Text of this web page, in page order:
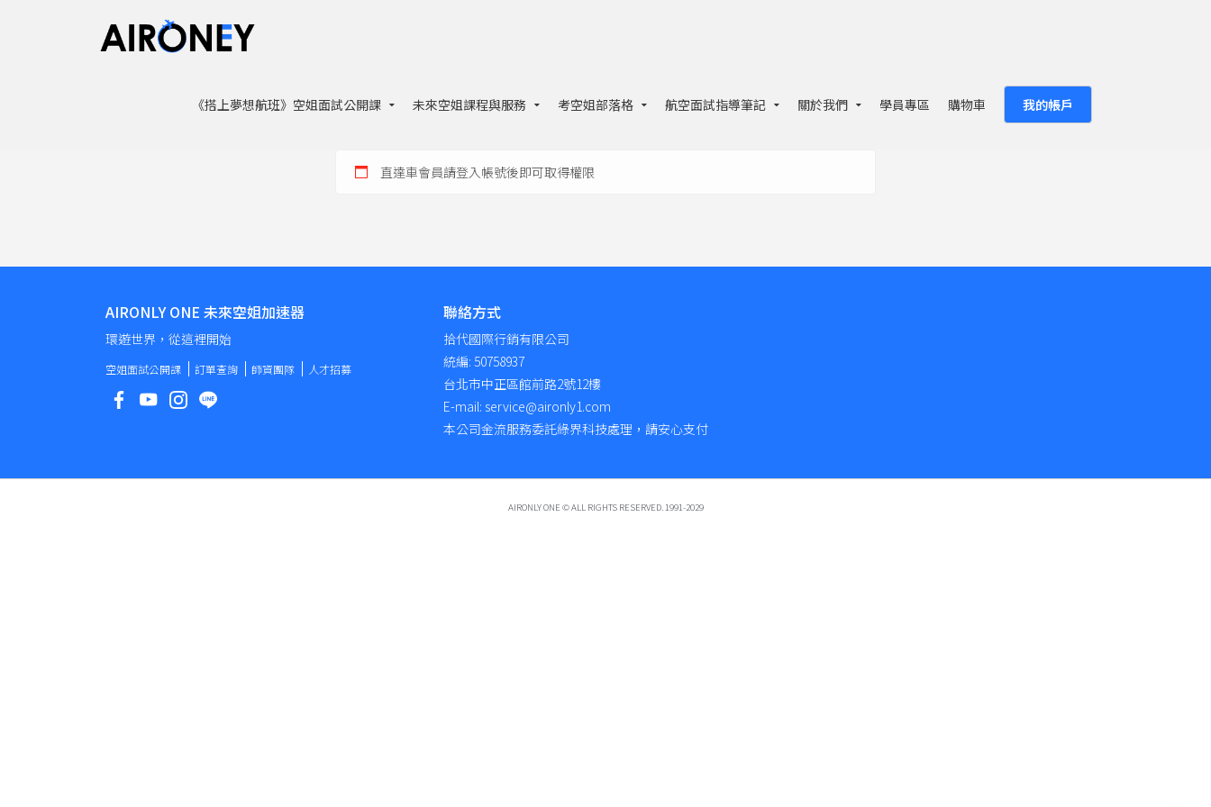
《搭上夢想航班》空姐面試公開課 未來空姐課程與服務 考空姐部落格 航空面試指導筆記 關於我們 學員專區 購物車 我的帳戶
直達車會員請登入帳號後即可取得權限
AIRONLY ONE 未來空姐加速器
環遊世界，從這裡開始
空姐面試公開課 訂單查詢 師資團隊 人才招募
聯絡方式
拾代國際行銷有限公司
統編: 50758937
台北市中正區館前路2號12樓
E-mail: service@aironly1.com
本公司金流服務委託綠界科技處理，請安心支付
AIRONLY ONE © ALL RIGHTS RESERVED. 1991-2029